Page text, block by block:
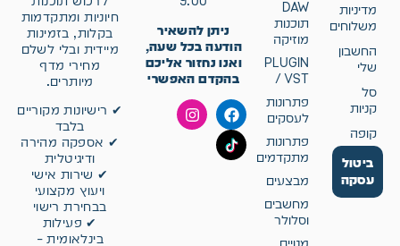
מדיניות
משלוחים
החשבון
שלי
סל
קניות
קופה
ביטול
עסקה
DAW
תוכנות
מוזיקה
PLUGIN
/ VST
פתרונות
לעסקים
פתרונות
מתקדמים
מבצעים
מחשבים
וסלולר
ניתן להשאיר
הודעה בכל שעה,
ואנו נחזור אליכם
בהקדם האפשרי
חיוניות ומתקדמות
בקלות, בזמינות
מיידית ובלי לשלם
מחירי מדף
מיותרים.
✔ רישיונות מקוריים
בלבד
✔ אספקה מהירה
ודיגיטלית
✔ שירות אישי
ויעוץ מקצועי
בבחירת רישוי
✔ פעילות
בינלאומית –